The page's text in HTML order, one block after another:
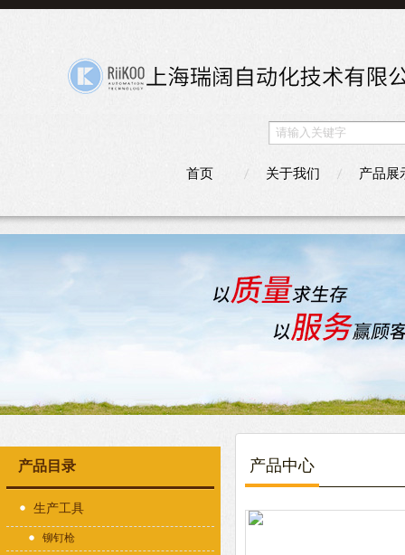
首页 关于我们 产品展
产品目录
生产工具
铆钉枪
产品中心